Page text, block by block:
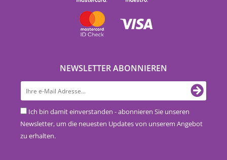
NEWSLETTER ABONNIEREN
Ich bin damit einverstanden - abonnieren Sie unseren
Newsletter, um die neuesten Updates von unserem Angebot
zu erhalten.